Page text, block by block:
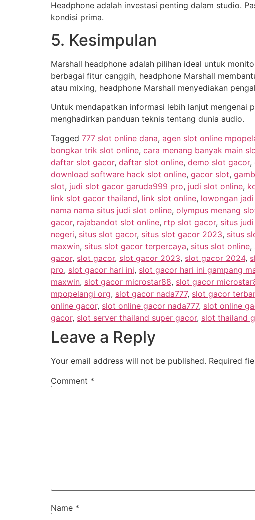
Headphone adalah investasi penting dalam studio.
kondisi prima.
5. Kesimpulan
Marshall headphone adalah pilihan ideal untuk
berbagai fitur canggih, headphone Marshall
atau mixing, headphone Marshall menyediakan
Untuk mendapatkan informasi lebih lanjut mengenai
menghadirkan panduan teknis tentang dunia audio.
Tagged 777 slot online dana, agen slot online
bongkar trik slot online, cara menang banyak main
daftar slot gacor, daftar slot online, demo slot gacor,
download software hack slot online, gacor slot,
slot, judi slot gacor garuda999 pro, judi slot online,
link slot gacor thailand, link slot online, lowongan
nama nama situs judi slot online, olympus menang
gacor, rajabandot slot online, rtp slot gacor, situs
negeri, situs slot gacor, situs slot gacor 2023, situs
maxwin, situs slot gacor terpercaya, situs slot online,
gacor, slot gacor, slot gacor 2023, slot gacor 2024,
pro, slot gacor hari ini, slot gacor hari ini gampang
maxwin, slot gacor microstar88, slot gacor
mpopelangi org, slot gacor nada777, slot gacor
online gacor, slot online gacor nada777, slot online
gacor, slot server thailand super gacor, slot thailand
Leave a Reply
Your email address will not be published. Required
Comment *
Name *